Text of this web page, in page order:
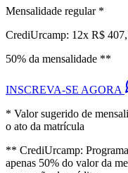
Mensalidade regular *
CrediUrcamp: 12x R$
50% da mensalidade **
INSCREVA-SE AGORA
* Valor sugerido de
o ato da matrícula
** CrediUrcamp:
apenas 50% do valor da